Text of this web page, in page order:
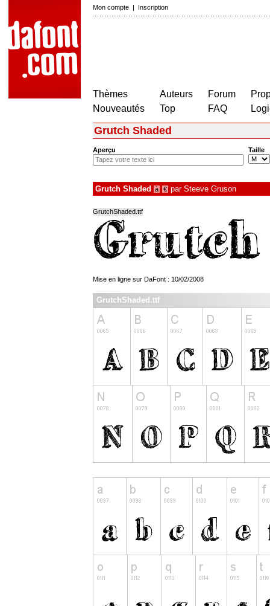
Mon compte | Inscription
Thèmes
Nouveautés
Auteurs
Top
Forum
FAQ
Grutch Shaded
Aperçu Taille
Grutch Shaded à € par Steeve Gruson
GrutchShaded.ttf
Mise en ligne sur DaFont : 10/02/2008
GrutchShaded.ttf